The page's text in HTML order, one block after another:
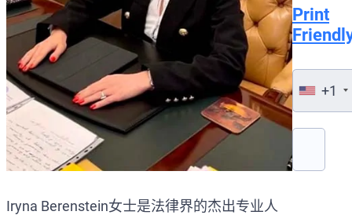
Print
+1
Iryna Berenstein女士是法律界的杰出专业人